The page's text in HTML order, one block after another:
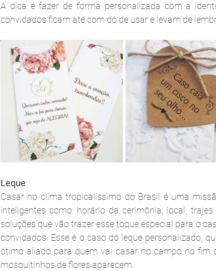
A dica é fazer de forma personalizada com a
convidados ficam até com dó de usar e levam de
Leque
Casar no clima tropicalíssimo do Brasil é uma
inteligentes como: horário da cerimônia, local,
soluções que vão trazer esse toque especial para o
convidados. Esse é o caso do leque personalizado,
ótimo aliado para quem vai casar no campo no fim
mosquitinhos de flores aparecem.